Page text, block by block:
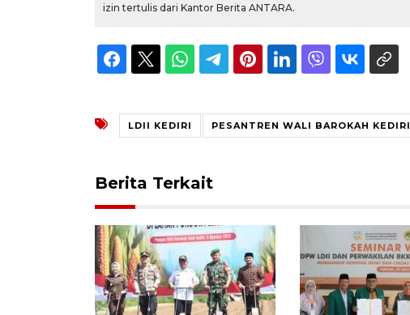
izin tertulis dari Kantor Berita ANTARA.
LDII KEDIRI PESANTREN WALI BAROKAH KEDIRI
Berita Terkait